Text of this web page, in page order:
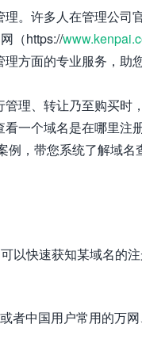
。许多人在管理公司
（https://
理方面的专业服务，助
理、转让乃至购买时
一个域名是在哪里注
例，带您系统了解域名
以快速获知某域名的
者中国用户常用的万